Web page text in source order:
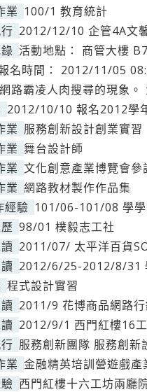
業 100/1 教育統計
2012/12/10 企管4A文
活動地點： 商管大樓
名時間： 2012/11/05
路霸凌人肉搜尋的現象
2012/10/10 報名2012學
業 服務創新設計創業實習
業 舞台設計師
業 文化創意產業博覽會參
業 網路教材製作作品集
經驗 101/06-101/08 學學
98/01 樸毅志工社
2011/07/ 太平洋百貨
2012/6/25-2012/8/31
程式設計實習
2011/9 花博商品網路行
2012/9/1 西門紅樓16
服務創新團隊 服務創新
業 金融精英培訓營遊戲產
西門紅樓十六工坊兩廳